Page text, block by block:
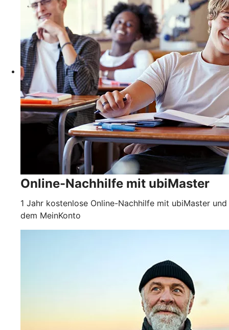
Online-Nachhilfe mit ubiMaster
1 Jahr kostenlose Online-Nachhilfe mit ubiMaster und
dem MeinKonto